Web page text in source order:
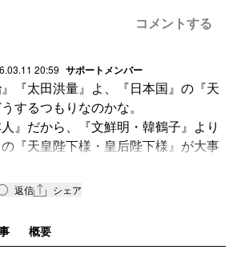
コメントする
20:59 サポートメンバー
』『太田洪量』よ、『日本国』の『天
するつもりなのかな。
』だから、『文鮮明・韓鶴子』より
の『天皇陛下様・皇后陛下様』が大事
鶴子家庭子孫』より『日本国』の
方が大事だ。
太田洪量』御前達も『日本国』の政
のであれば、そこをハッキリと悟っ
返信 シェア
概要